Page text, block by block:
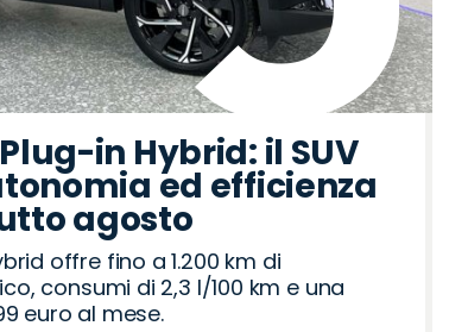
in Hybrid: il SUV
ed efficienza
agosto
offre fino a 1.200 km di
consumi di 2,3 l/100 km e una
euro al mese.